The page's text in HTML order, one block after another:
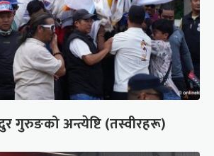
गुरुङको अन्त्येष्टि (तस्वीरहरू)